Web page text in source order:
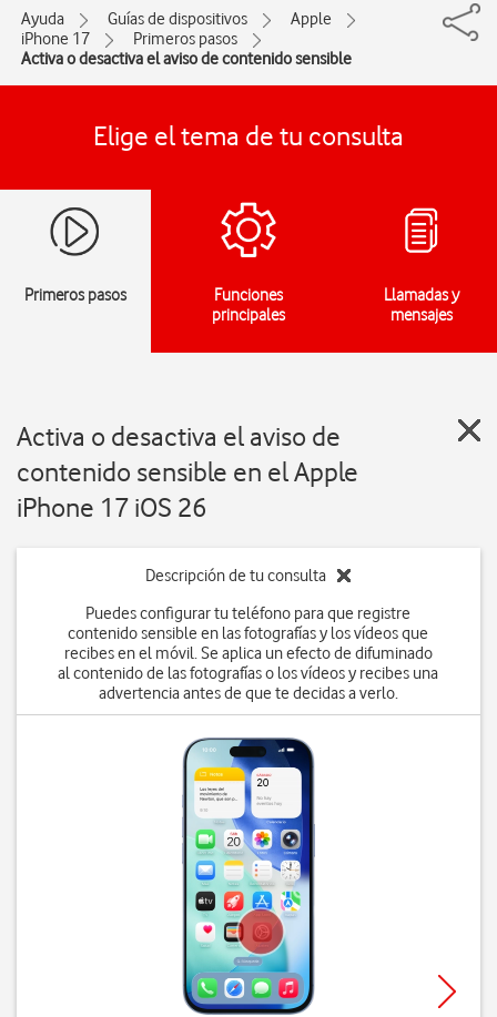
Ayuda Guías de dispositivos
Apple
iPhone 17
Primeros pasos
Activa o desactiva el aviso de contenido sensible
Elige el tema de tu consulta
Primeros pasos
Funciones
principales
Llamadas y
mensajes
Activa o desactiva el aviso de
contenido sensible en el Apple
iPhone 17 iOS 26
Descripción de tu consulta
Puedes configurar tu teléfono para que registre
contenido sensible en las fotografías y los vídeos que
recibes en el móvil. Se aplica un efecto de difuminado
al contenido de las fotografías o los vídeos y recibes una
advertencia antes de que te decidas a verlo.